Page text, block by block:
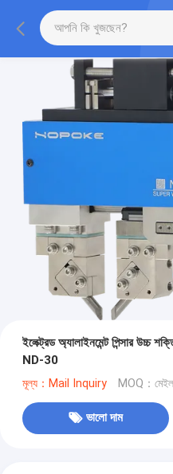
ইলেক্ট্রড অ্যালাইনমেন্ট পিন্সার উচ্চ
ND-30
মূল্য：Mail Inquiry MOQ：
ভালো দাম